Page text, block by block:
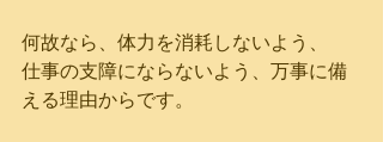
何故なら、体力を消耗しないよう、
仕事の支障にならないよう、万事に備
える理由からです。